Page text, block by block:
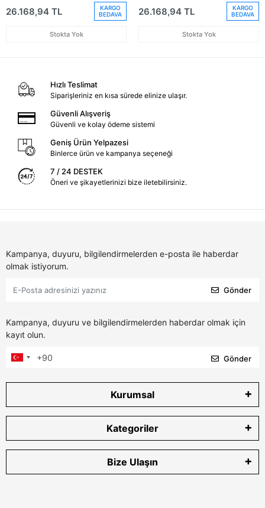
26.168,94 TL
KARGO
BEDAVA
Stokta Yok
26.168,94 TL
KARGO
BEDAVA
Stokta Yok
Hızlı Teslimat
Siparişleriniz en kısa sürede elinize ulaşır.
Güvenli Alışveriş
Güvenli ve kolay ödeme sistemi
Geniş Ürün Yelpazesi
Binlerce ürün ve kampanya seçeneği
7 / 24 DESTEK
Öneri ve şikayetlerinizi bize iletebilirsiniz.
Kampanya, duyuru, bilgilendirmelerden e-posta ile haberdar
olmak istiyorum.
Gönder
Kampanya, duyuru ve bilgilendirmelerden haberdar olmak için
kayıt olun.
Gönder
Kurumsal
Kategoriler
Bize Ulaşın